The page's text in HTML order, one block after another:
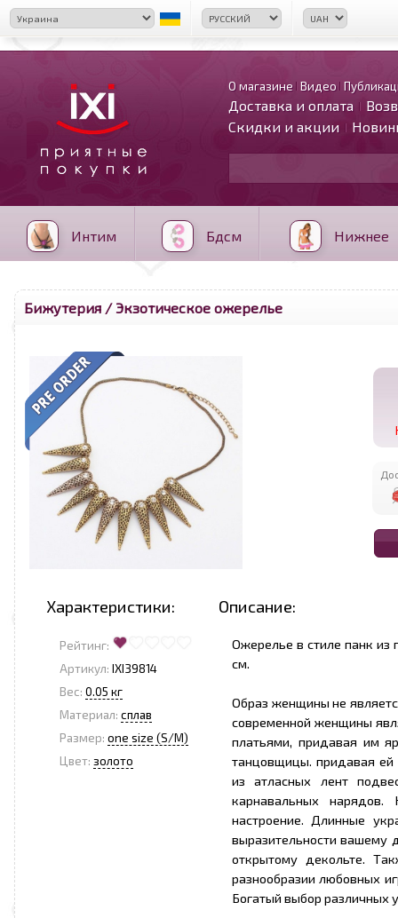
О магазине Видео
Доставка и оплата
Скидки и акции
Интим Бдсм Нижнее
Бижутерия / Экзотическое ожерелье
Характеристики: Описание:
Рейтинг:
Артикул: IXI39814
Вес: 0.05 кг
Материал: сплав
Размер: one size (S/M)
Цвет: золото
Ожерелье в стиле панк из
см.
Образ женщины не
современной женщины
платьями, придавая им
танцовщицы. придавая
из атласных лент
карнавальных
настроение. Длинные
выразительности вашему
открытому декольте.
разнообразии любовных
Богатый выбор различных